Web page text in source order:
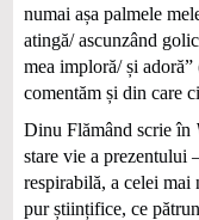
numai așa palmele
atingă/ ascunzând
mea imploră/ și adoră”
comentăm și din care
Dinu Flămând scrie în
stare vie a prezentului
respirabilă, a celei
pur științifice, ce